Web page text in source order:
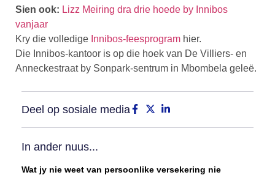
Sien ook: Lizz Meiring dra drie hoede by Innibos
vanjaar
Kry die volledige Innibos-feesprogram hier.
Die Innibos-kantoor is op die hoek van De Villiers- en
Anneckestraat by Sonpark-sentrum in Mbombela geleë.
Deel op sosiale media
In ander nuus...
Wat jy nie weet van persoonlike versekering nie